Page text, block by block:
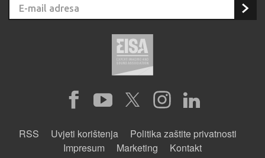
RSS Uvjeti korištenja
Politika zaštite privatnosti
Impresum
Marketing Kontakt